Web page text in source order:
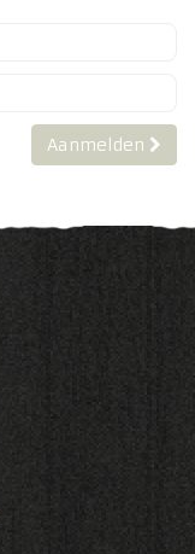
Aanmelden